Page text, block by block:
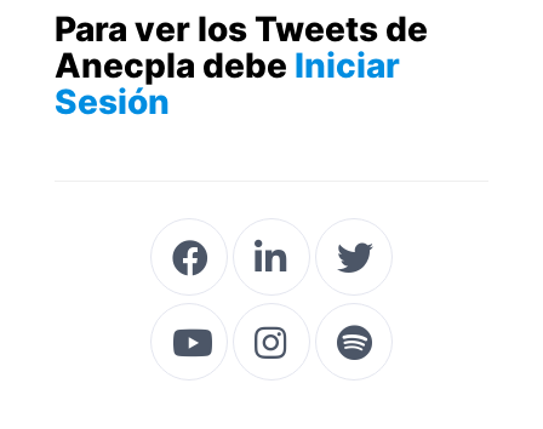
Para ver los Tweets de
Anecpla debe Iniciar
Sesión